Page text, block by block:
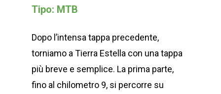
Tipo: MTB
Dopo l’intensa tappa precedente,
torniamo a Tierra Estella con una tappa
più breve e semplice. La prima parte,
fino al chilometro 9, si percorre su